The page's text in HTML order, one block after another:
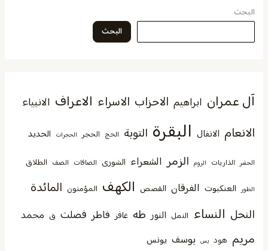
البحث
البحث
آل عمران ابراهيم الاحزاب الاسراء الاعراف الانبياء
الانعام الانفال البقرة التوبة الحج الحجر الحجرات الحديد
الحشر الذاريات الروم الزمر الشعراء الشورى الصافات الصف الطلاق
الطور العنكبوت الفرقان القصص الكهف المؤمنون المائدة
النحل النساء النمل النور طه غافر فاطر فصلت ق محمد
مريم هود يس يوسف يونس